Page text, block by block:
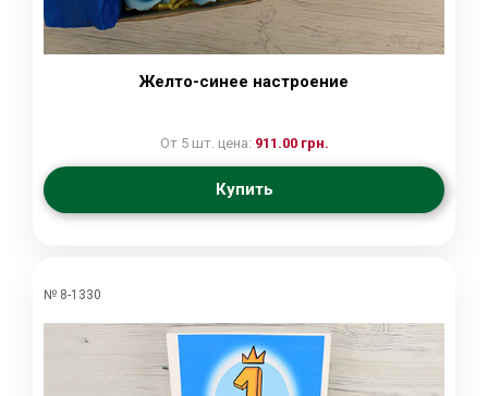
Желто-синее настроение
От 5 шт. цена: 911.00 грн.
Купить
№ 8-1330